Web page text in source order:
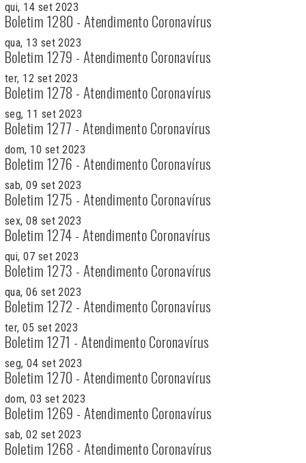
qui, 14 set 2023
Boletim 1280 - Atendimento Coronavírus
qua, 13 set 2023
Boletim 1279 - Atendimento Coronavírus
ter, 12 set 2023
Boletim 1278 - Atendimento Coronavírus
seg, 11 set 2023
Boletim 1277 - Atendimento Coronavírus
dom, 10 set 2023
Boletim 1276 - Atendimento Coronavírus
sab, 09 set 2023
Boletim 1275 - Atendimento Coronavírus
sex, 08 set 2023
Boletim 1274 - Atendimento Coronavírus
qui, 07 set 2023
Boletim 1273 - Atendimento Coronavírus
qua, 06 set 2023
Boletim 1272 - Atendimento Coronavírus
ter, 05 set 2023
Boletim 1271 - Atendimento Coronavírus
seg, 04 set 2023
Boletim 1270 - Atendimento Coronavírus
dom, 03 set 2023
Boletim 1269 - Atendimento Coronavírus
sab, 02 set 2023
Boletim 1268 - Atendimento Coronavírus